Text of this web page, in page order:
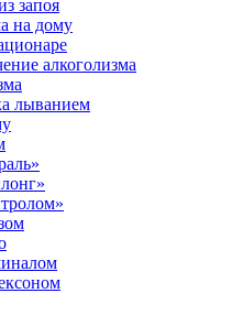
запоя
на дому
алкоголизма
лыванием